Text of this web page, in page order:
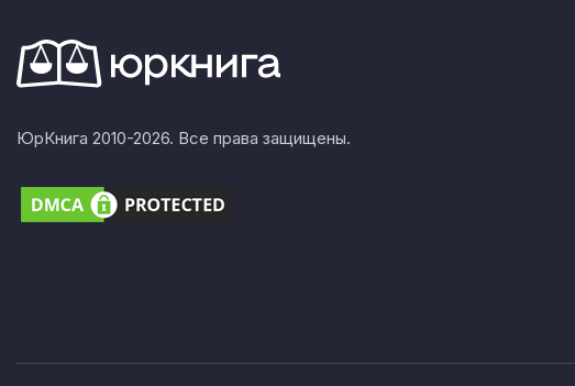
ЮрКнига 2010-2026. Все права защищены.